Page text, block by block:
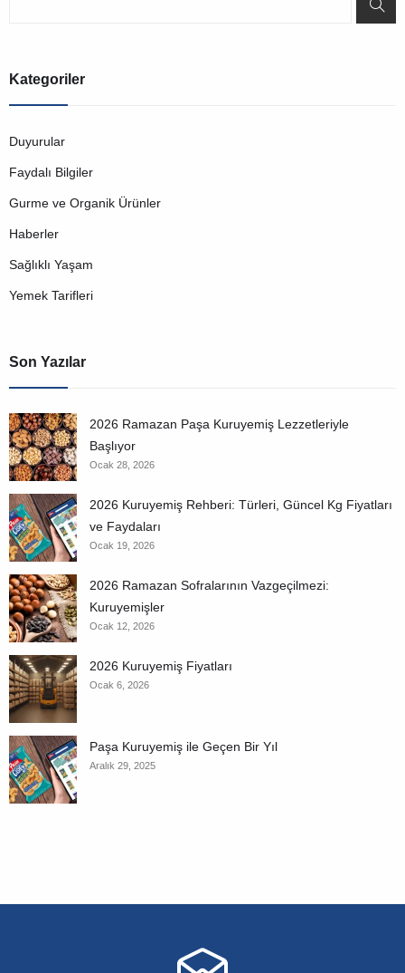
Kategoriler
Duyurular
Faydalı Bilgiler
Gurme ve Organik Ürünler
Haberler
Sağlıklı Yaşam
Yemek Tarifleri
Son Yazılar
2026 Ramazan Paşa Kuruyemiş Lezzetleriyle
Başlıyor
Ocak 28, 2026
2026 Kuruyemiş Rehberi: Türleri, Güncel Kg Fiyatları
ve Faydaları
Ocak 19, 2026
2026 Ramazan Sofralarının Vazgeçilmezi:
Kuruyemişler
Ocak 12, 2026
2026 Kuruyemiş Fiyatları
Ocak 6, 2026
Paşa Kuruyemiş ile Geçen Bir Yıl
Aralık 29, 2025